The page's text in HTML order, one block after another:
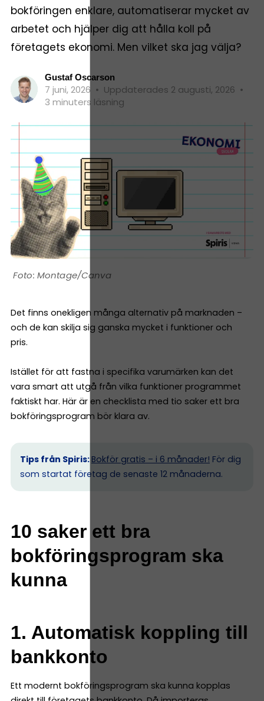
bokföringen enklare, automatiserar mycket av
arbetet och hjälper dig att hålla koll på
företagets ekonomi. Men vilket ska jag välja?
Gustaf Oscarson
7 juni, 2026 • Uppdaterades 2 augusti, 2026 •
3 minuters läsning
Montage/Canva
Det finns onekligen många alternativ på marknaden –
och de kan skilja sig ganska mycket i funktioner och
pris.
Istället för att fastna i specifika varumärken kan det
vara smart att utgå från vilka funktioner programmet
faktiskt har. Här är en checklista med tio saker ett bra
bokföringsprogram bör klara av.
Tips från Spiris: Bokför gratis – i 6 månader! För dig
som startat företag de senaste 12 månaderna.
10 saker ett bra
bokföringsprogram ska
kunna
1. Automatisk koppling till
bankkonto
Ett modernt bokföringsprogram ska kunna kopplas